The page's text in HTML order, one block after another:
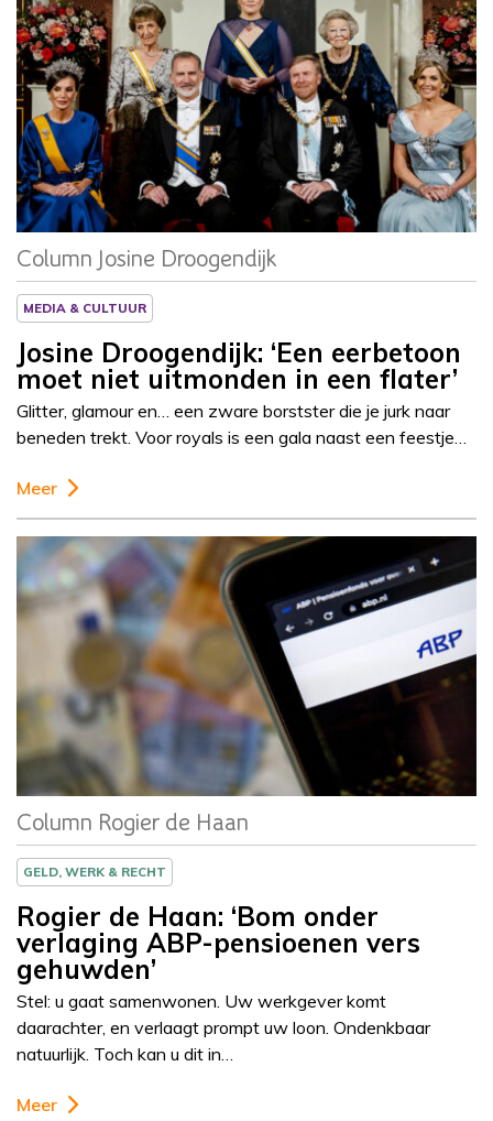
Column
Josine Droogendijk
Column Josine Droogendijk
MEDIA & CULTUUR
Josine Droogendijk: ‘Een eerbetoon
moet niet uitmonden in een flater’
Glitter, glamour en… een zware borstster die je jurk naar
beneden trekt. Voor royals is een gala naast een feestje…
Meer
Column
Rogier de Haan
Column Rogier de Haan
GELD, WERK & RECHT
Rogier de Haan: ‘Bom onder
verlaging ABP-pensioenen vers
gehuwden’
Stel: u gaat samenwonen. Uw werkgever komt
daarachter, en verlaagt prompt uw loon. Ondenkbaar
natuurlijk. Toch kan u dit in…
Meer